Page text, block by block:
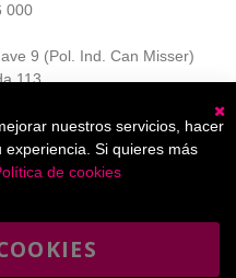
000
9 (Pol. Ind. Can Misser)
113
nuestros servicios, hacer
Si quieres más
de cookies